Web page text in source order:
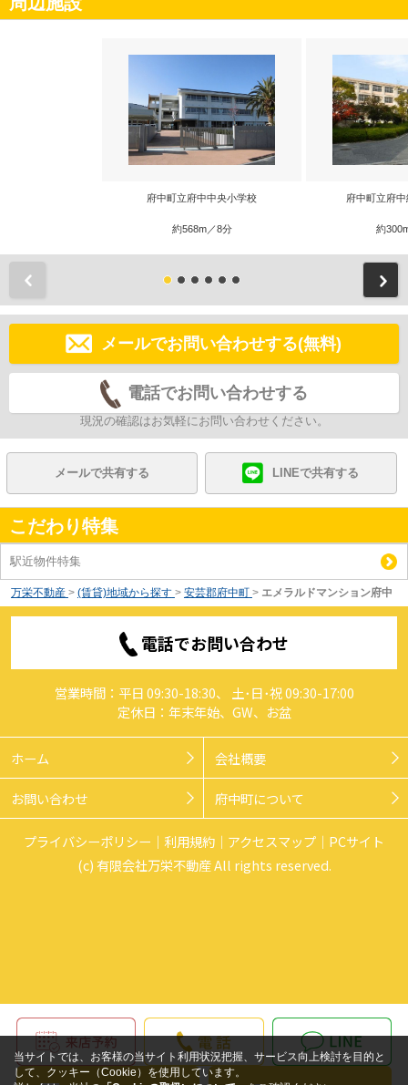
府中町立府中中央小学校
約568m／8分
府中町立府
約
メールでお問い合わせする(無料)
電話でお問い合わせする
現況の確認はお気軽にお問い合わせください。
メールで共有する LINEで共有する
こだわり特集
駅近物件特集
万栄不動産 > (賃貸)地域から探す > 安芸郡府中町 > エメラルドマンション府中
電話でお問い合わせ
営業時間：平日 09:30-18:30、 土･日･祝 09:30-17:00
定休日：年末年始、GW、お盆
ホーム 会社概要
お問い合わせ 府中町について
プライバシーポリシー 利用規約 アクセスマップ
PCサイト
(c) 有限会社万栄不動産 All rights reserved.
当サイトでは、お客様の当サイト利用状況把握、サービス向上検討を目的と
して、クッキー（Cookie）を使用しています。